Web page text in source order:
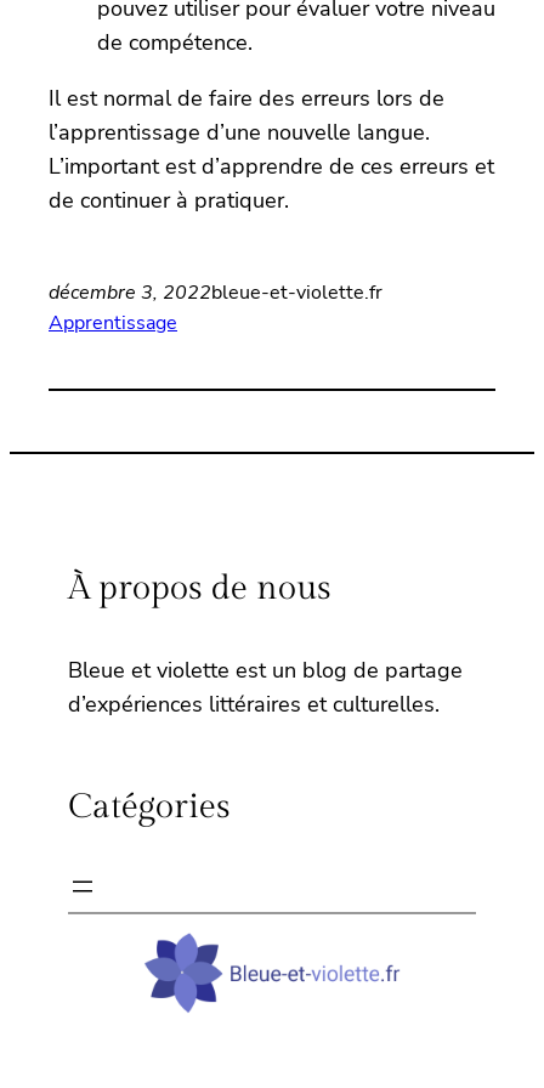
pouvez utiliser pour évaluer votre niveau
de compétence.
Il est normal de faire des erreurs lors de
l’apprentissage d’une nouvelle langue.
L’important est d’apprendre de ces erreurs et
de continuer à pratiquer.
décembre 3, 2022bleue-et-violette.fr
Apprentissage
À propos de nous
Bleue et violette est un blog de partage
d’expériences littéraires et culturelles.
Catégories